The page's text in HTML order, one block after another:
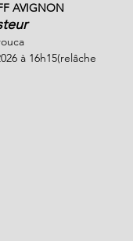
AVIGNON
à 16h15(relâche